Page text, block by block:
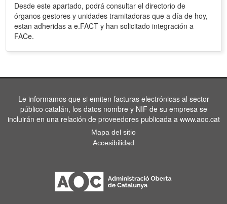
Desde este apartado, podrá consultar el directorio de
órganos gestores y unidades tramitadoras que a día de hoy,
estan adheridas a e.FACT y han solicitado integración a
FACe.
Le informamos que si emiten facturas electrónicas al sector
público catalán, los datos nombre y NIF de su empresa se
incluirán en una relación de proveedores publicada a www.aoc.cat
Mapa del sitio
Accesibilidad